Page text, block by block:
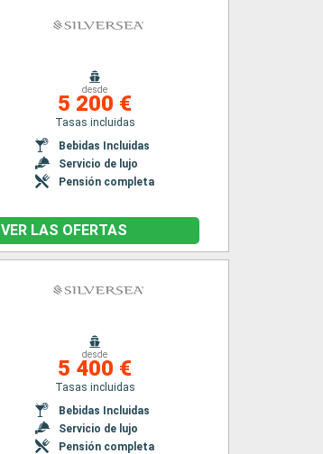
desde
5 200 €
Tasas incluidas
Bebidas Incluidas
Servicio de lujo
Pensión completa
VER LAS OFERTAS
desde
5 400 €
Tasas incluidas
Bebidas Incluidas
Servicio de lujo
Pensión completa